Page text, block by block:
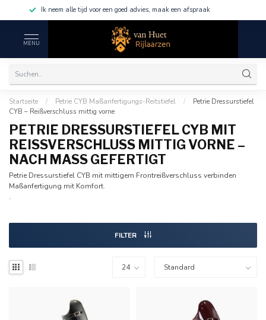
Ik neem alle tijd voor een goed advies, maak een afspraak
MENU
Startseite / Petrie CYB Maßanfertigungs-Reitstiefel /
Petrie Dressurstiefel
CYB – Reißverschluss mittig vorne
PETRIE DRESSURSTIEFEL CYB MIT
REISSVERSCHLUSS MITTIG VORNE – N
ACH MASS GEFERTIGT
Petrie Dressurstiefel CYB mit mittigem Frontreißverschluss verbinden
Maßanfertigung mit Komfort.
.
FILTER